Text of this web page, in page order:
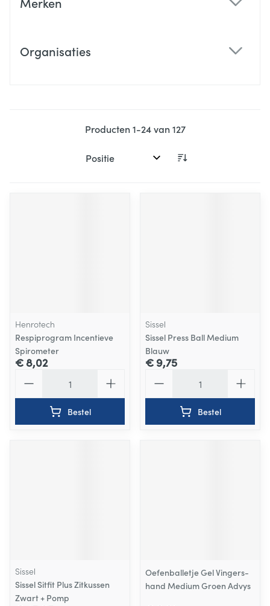
Organisaties
Producten1-24van127
Sorteer op:
Henrotech
Respiprogram Incentieve
Spirometer
€ 8,02
Bestel
Sissel
Sissel Press Ball Medium
Blauw
€ 9,75
Bestel
Sissel
Sissel Sitfit Plus Zitkussen
Zwart + Pomp
Oefenballetje Gel Vingers-
hand Medium Groen Advys